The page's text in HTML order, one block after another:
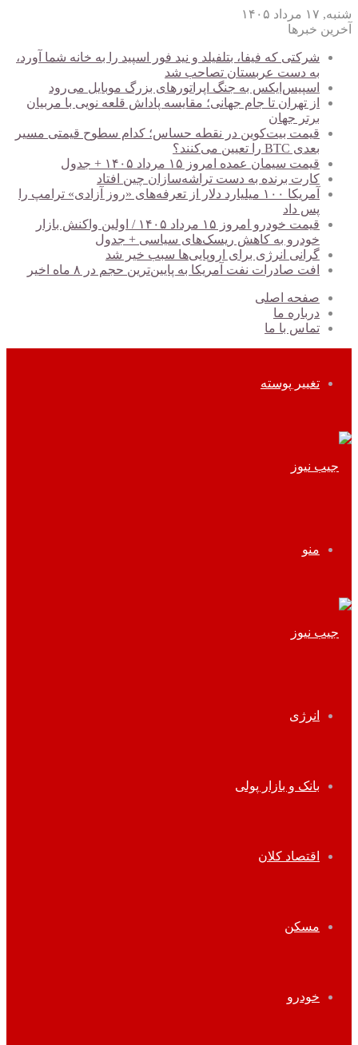
شنبه, ۱۷ مرداد ۱۴۰۵
آخرین خبرها
شرکتی که فیفا، بتلفیلد و نید فور اسپید را به خانه شما آورد،
به دست عربستان تصاحب شد
اسپیس‌ایکس به جنگ اپراتورهای بزرگ موبایل می‌رود
از تهران تا جام جهانی؛ مقایسه پاداش قلعه نویی با مربیان
برتر جهان
قیمت بیت‌کوین در نقطه حساس؛ کدام سطوح قیمتی مسیر
بعدی BTC را تعیین می‌کنند؟
قیمت سیمان عمده امروز ۱۵ مرداد ۱۴۰۵ + جدول
کارت برنده به دست تراشه‌سازان چین افتاد
آمریکا ۱۰۰ میلیارد دلار از تعرفه‌های «روز آزادی» ترامپ را
پس داد
قیمت خودرو امروز ۱۵ مرداد ۱۴۰۵ / اولین واکنش بازار
خودرو به کاهش ریسک‌های سیاسی + جدول
گرانی انرژی برای اروپایی‌ها سبب خیر شد
افت صادرات نفت آمریکا به پایین‌ترین حجم در ۸ ماه اخیر
صفحه اصلی
درباره ما
تماس با ما
تغییر پوسته
منو
انرژی
بانک و بازار پولی
اقتصاد کلان
مسکن
خودرو